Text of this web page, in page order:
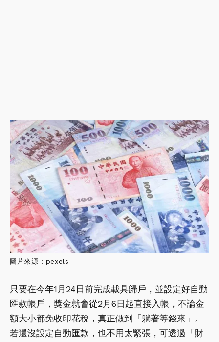
圖片來源：pexels
只要在今年1月24日前完成載具歸戶，並設定好自動
匯款帳戶，獎金就會從2月6日起直接入帳，不論金
額大小都免收印花稅，真正做到「躺著等錢來」。
若還沒設定自動匯款，也不用太緊張，可透過「財